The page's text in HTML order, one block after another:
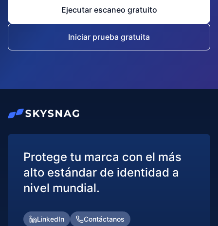
Ejecutar escaneo gratuito
Iniciar prueba gratuita
Protege tu marca con el más
alto estándar de identidad a
nivel mundial.
LinkedIn Contáctanos